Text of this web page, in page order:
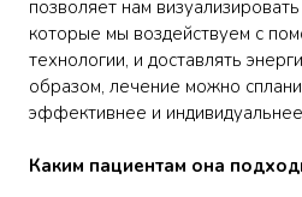
позволяет нам
которые мы воздействуем с
технологии, и доставлять
образом, лечение можно
эффективнее и
Каким пациентам она